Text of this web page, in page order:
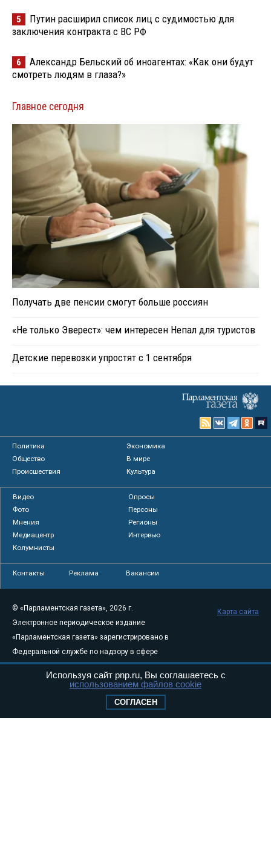
5
Путин расширил список лиц с судимостью для
заключения контракта с ВС РФ
6
Александр Бельский об иноагентах: «Как они будут
смотреть людям в глаза?»
Главное сегодня
Получать две пенсии смогут больше россиян
«Не только Эверест»: чем интересен Непал для туристов
Детские перевозки упростят с 1 сентября
Политика
Экономика
Общество
В мире
Происшествия
Культура
Видео
Опросы
Фото
Персоны
Мнения
Регионы
Медиацентр
Интервью
Колумнисты
Контакты Реклама Вакансии
© «Парламентская газета», 2026 г.
Электронное периодическое издание
«Парламентская газета» зарегистрировано в
Федеральной службе по надзору в сфере
связи, информационных технологий и
массовых коммуникаций (Роскомнадзор) 05
Свидетельство о регистрации Эл № ФС77-
Карта сайта
Используя сайт pnp.ru, Вы соглашаетесь с
использованием файлов cookie
СОГЛАСЕН